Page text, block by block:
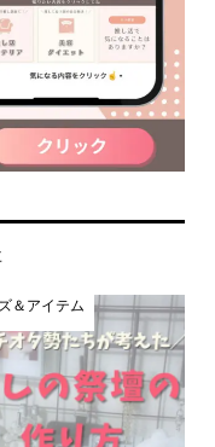
＆アイテム